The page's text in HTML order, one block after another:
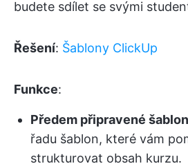
budete sdílet se svými
Řešení: Šablony ClickUp
Funkce:
Předem připravené
řadu šablon, které vám
strukturovat obsah kurzu.